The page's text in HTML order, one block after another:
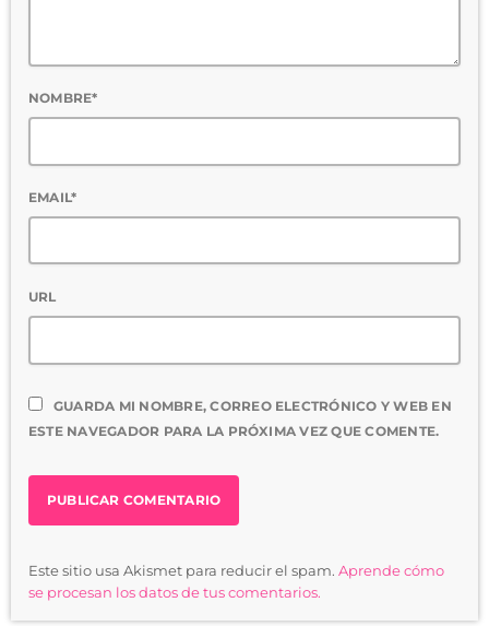
NOMBRE*
EMAIL*
URL
GUARDA MI NOMBRE, CORREO ELECTRÓNICO Y WEB EN
ESTE NAVEGADOR PARA LA PRÓXIMA VEZ QUE COMENTE.
Este sitio usa Akismet para reducir el spam. Aprende cómo
se procesan los datos de tus comentarios.